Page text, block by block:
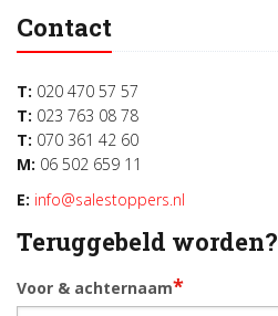
Contact
T: 020 470 57 57
T: 023 763 08 78
T: 070 361 42 60
M: 06 502 659 11
E: info@salestoppers.nl
Teruggebeld worden?
Voor & achternaam*